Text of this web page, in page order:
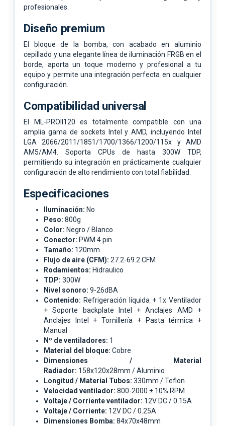
profesionales.
Diseño premium
El bloque de la bomba, con acabado en aluminio
cepillado y una elegante línea de iluminación FRGB en el
borde, aporta un toque moderno y profesional a tu
equipo y permite una integración perfecta en cualquier
configuración.
Compatibilidad universal
El ML-PROII120 es totalmente compatible con una
amplia gama de sockets Intel y AMD, incluyendo Intel
LGA 2066/2011/1851/1700/1366/1200/115x y AMD
AM5/AM4. Soporta CPUs de hasta 300W TDP,
permitiendo su integración en prácticamente cualquier
configuración de alto rendimiento con total fiabilidad.
Especificaciones
Iluminación: No
Peso: 800g
Color: Negro / Blanco
Conector: PWM 4 pin
Tamaño: 120mm
Flujo de aire (CFM): 27.2-69.2 CFM
Rodamientos: Hidraulico
TDP: 300W
Nivel sonoro: 9-26dBA
Contenido: Refrigeración líquida + 1x Ventilador
+ Soporte backplate Intel + Anclajes AMD +
Anclajes Intel + Tornillería + Pasta térmica +
Manual
Nº de ventiladores: 1
Material del bloque: Cobre
Dimensiones / Material
Radiador: 158x120x28mm / Aluminio
Longitud / Material Tubos: 330mm / Teflon
Velocidad ventilador: 800-2000 ± 10% RPM
Voltaje / Corriente ventilador: 12V DC / 0.15A
Voltaje / Corriente: 12V DC / 0.25A
Dimensiones Bomba: 84x70x48mm